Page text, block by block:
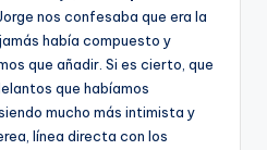
nos confesaba que era la
había compuesto y
que añadir. Si es cierto, que
que habíamos
mucho más intimista y
línea directa con los